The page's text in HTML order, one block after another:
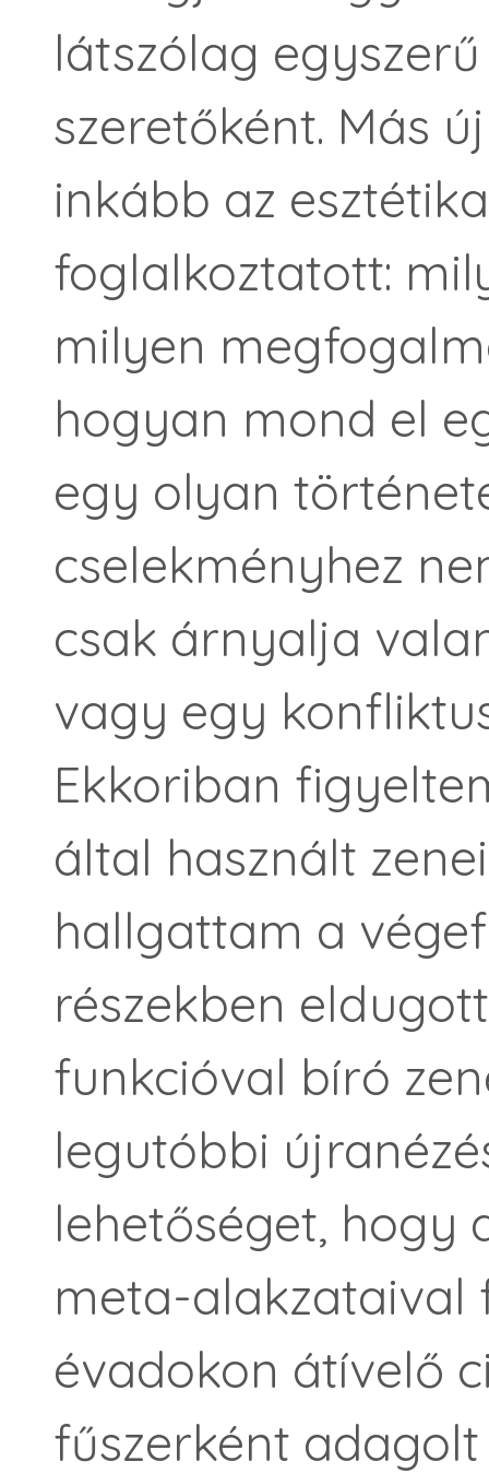
látszólag
szeretőként. Más
inkább az
foglalkoztatott:
milyen
hogyan mond el
egy olyan
cselekményhez
csak árnyalja
vagy egy
Ekkoriban
által használt
hallgattam a
részekben
funkcióval bíró
legutóbbi
lehetőséget, hogy
meta-alakzataival
évadokon átívelő
fűszerként